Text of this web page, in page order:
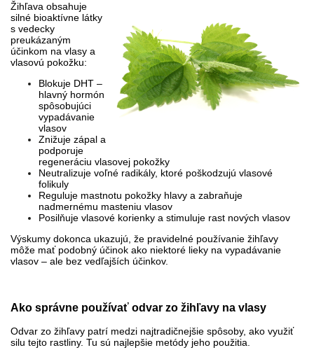
Žihľava obsahuje
silné bioaktívne látky
s vedecky
preukázaným
účinkom na vlasy a
vlasovú pokožku:
Blokuje DHT –
hlavný hormón
spôsobujúci
vypadávanie
vlasov
Znižuje zápal a
podporuje
regeneráciu vlasovej pokožky
Neutralizuje voľné radikály, ktoré poškodzujú vlasové
folikuly
Reguluje mastnotu pokožky hlavy a zabraňuje
nadmernému masteniu vlasov
Posilňuje vlasové korienky a stimuluje rast nových vlasov
Výskumy dokonca ukazujú, že pravidelné používanie žihľavy
môže mať podobný účinok ako niektoré lieky na vypadávanie
vlasov – ale bez vedľajších účinkov.
Ako správne používať odvar zo žihľavy na vlasy
Odvar zo žihľavy patrí medzi najtradičnejšie spôsoby, ako využiť
silu tejto rastliny. Tu sú najlepšie metódy jeho použitia.